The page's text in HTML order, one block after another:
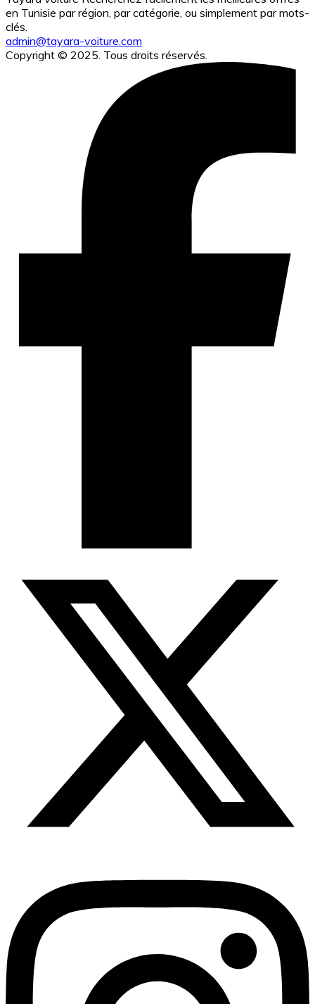
en Tunisie par région, par catégorie, ou simplement par mots-
clés.
admin@tayara-voiture.com
Copyright © 2025. Tous droits réservés.